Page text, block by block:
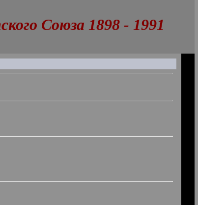
Союза 1898 - 1991